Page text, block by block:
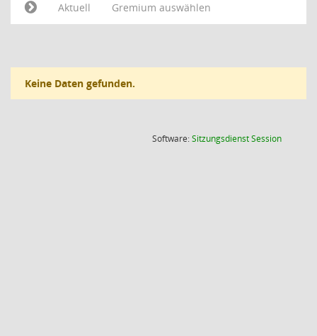
Aktuell
Gremium auswählen
Keine Daten gefunden.
Software:SitzungsdienstSession(Wird in